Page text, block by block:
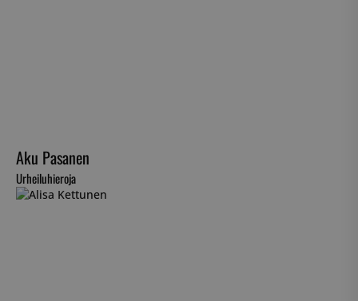
Aku Pasanen
Urheiluhieroja